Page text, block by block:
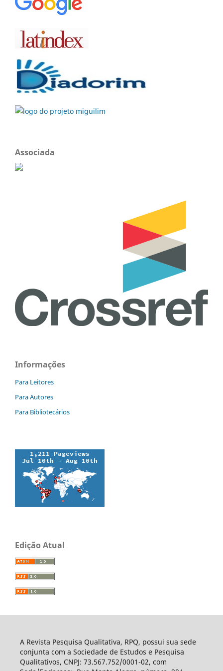
Associada
Informações
Para Leitores
Para Autores
Para Bibliotecários
Edição Atual
A Revista Pesquisa Qualitativa, RPQ, possui sua sede
conjunta com a Sociedade de Estudos e Pesquisa
Qualitativos, CNPJ: 73.567.752/0001-02, com